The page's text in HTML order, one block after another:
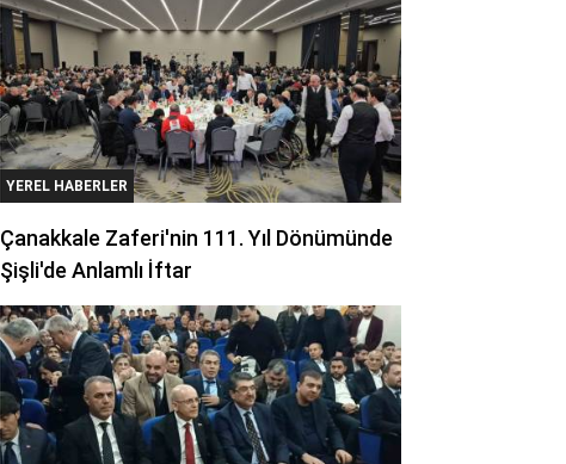
YEREL HABERLER
Çanakkale Zaferi'nin 111. Yıl Dönümünde
Şişli'de Anlamlı İftar